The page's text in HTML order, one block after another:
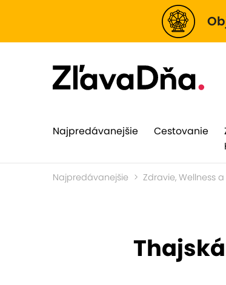
Najpredávanejšie Cestovanie
Najpredávanejšie Zdravie, Wellness